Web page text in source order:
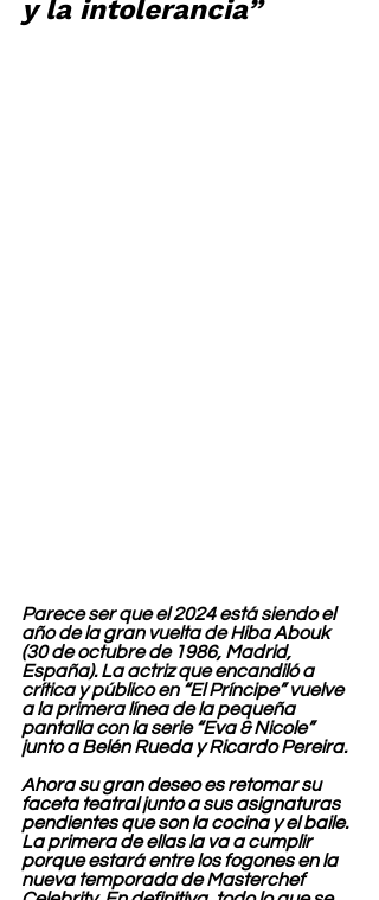
y la intolerancia”
Parece ser que el 2024 está siendo el
año de la gran vuelta de Hiba Abouk
(30 de octubre de 1986, Madrid,
España). La actriz que encandiló a
crítica y público en “El Príncipe” vuelve
a la primera línea de la pequeña
pantalla con la serie “Eva & Nicole”
junto a Belén Rueda y Ricardo Pereira.
Ahora su gran deseo es retomar su
faceta teatral junto a sus asignaturas
pendientes que son la cocina y el baile.
La primera de ellas la va a cumplir
porque estará entre los fogones en la
nueva temporada de Masterchef